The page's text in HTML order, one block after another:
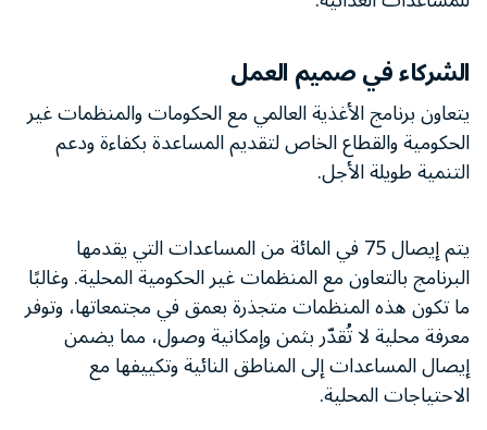
الشركاء في صميم العمل
يتعاون برنامج الأغذية العالمي مع الحكومات والمنظمات غير
الحكومية والقطاع الخاص لتقديم المساعدة بكفاءة ودعم
التنمية طويلة الأجل.
يتم إيصال 75 في المائة من المساعدات التي يقدمها
البرنامج بالتعاون مع المنظمات غير الحكومية المحلية. وغالبًا
ما تكون هذه المنظمات متجذرة بعمق في مجتمعاتها، وتوفر
معرفة محلية لا تُقدّر بثمن وإمكانية وصول، مما يضمن
إيصال المساعدات إلى المناطق النائية وتكييفها مع
الاحتياجات المحلية.